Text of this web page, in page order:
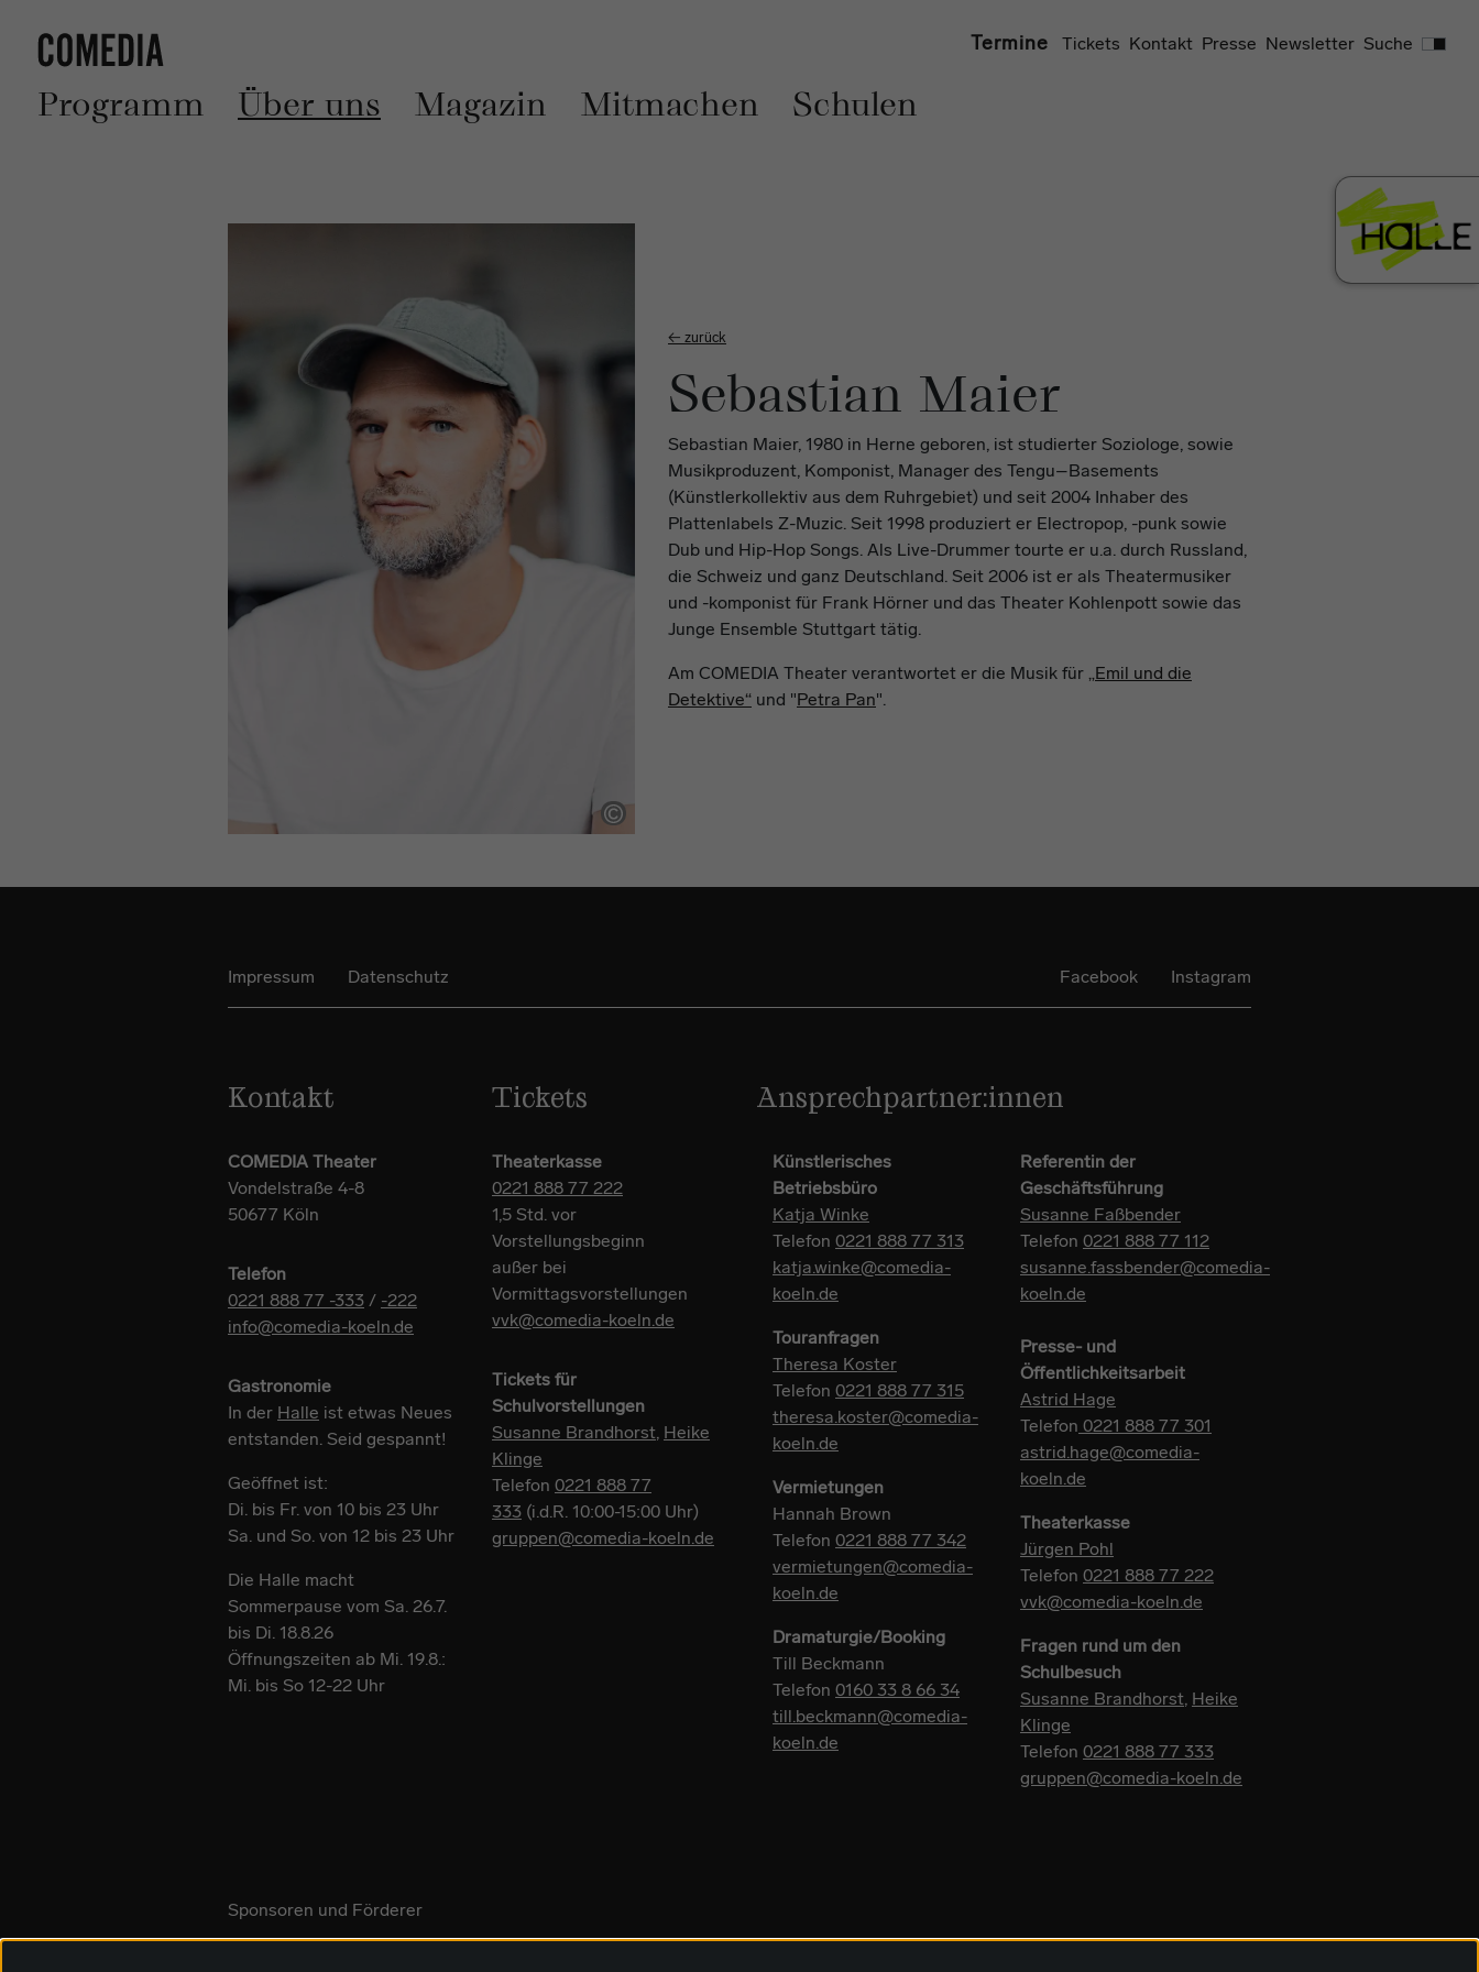
Programm Über uns Magazin Mitmachen Schulen
Termine Tickets Kontakt Presse Newsletter Suche
← zurück
Sebastian Maier
Sebastian Maier, 1980 in Herne geboren, ist studierter Soziologe, sowie
Musikproduzent, Komponist, Manager des Tengu–Basements
(Künstlerkollektiv aus dem Ruhrgebiet) und seit 2004 Inhaber des
Plattenlabels Z-Muzic. Seit 1998 produziert er Electropop, -punk sowie
Dub und Hip-Hop Songs. Als Live-Drummer tourte er u.a. durch Russland,
die Schweiz und ganz Deutschland. Seit 2006 ist er als Theatermusiker
und -komponist für Frank Hörner und das Theater Kohlenpott sowie das
Junge Ensemble Stuttgart tätig.
Am COMEDIA Theater verantwortet er die Musik für „Emil und die
Detektive“ und "Petra Pan".
Impressum Datenschutz Facebook Instagram
Kontakt
COMEDIA Theater
Vondelstraße 4-8
50677 Köln
Telefon
0221 888 77 -333 / -222
info@comedia-koeln.de
Gastronomie
In der Halle ist etwas Neues
entstanden. Seid gespannt!
Geöffnet ist:
Di. bis Fr. von 10 bis 23 Uhr
Sa. und So. von 12 bis 23 Uhr
Die Halle macht
Sommerpause vom Sa. 26.7.
bis Di. 18.8.26
Öffnungszeiten ab Mi. 19.8.:
Mi. bis So 12-22 Uhr
Tickets
Theaterkasse
0221 888 77 222
1,5 Std. vor
Vorstellungsbeginn
außer bei
Vormittagsvorstellungen
vvk@comedia-koeln.de
Tickets für
Schulvorstellungen
Susanne Brandhorst, Heike
Klinge
Telefon 0221 888 77
333 (i.d.R. 10:00-15:00 Uhr)
gruppen@comedia-koeln.de
Ansprechpartner:innen
Künstlerisches
Betriebsbüro
Katja Winke
Telefon 0221 888 77 313
katja.winke@comedia-
koeln.de
Touranfragen
Theresa Koster
Telefon 0221 888 77 315
theresa.koster@comedia-
koeln.de
Vermietungen
Hannah Brown
Telefon 0221 888 77 342
vermietungen@comedia-
koeln.de
Dramaturgie/Booking
Till Beckmann
Telefon 0160 33 8 66 34
till.beckmann@comedia-
koeln.de
Referentin der
Geschäftsführung
Susanne Faßbender
Telefon 0221 888 77 112
susanne.fassbender@comedia-
koeln.de
Presse- und
Öffentlichkeitsarbeit
Astrid Hage
Telefon 0221 888 77 301
astrid.hage@comedia-
koeln.de
Theaterkasse
Jürgen Pohl
Telefon 0221 888 77 222
vvk@comedia-koeln.de
Fragen rund um den
Schulbesuch
Susanne Brandhorst, Heike
Klinge
Telefon 0221 888 77 333
gruppen@comedia-koeln.de
Sponsoren und Förderer
Suchen